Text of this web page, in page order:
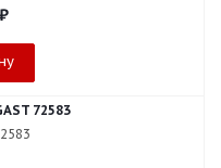
72583